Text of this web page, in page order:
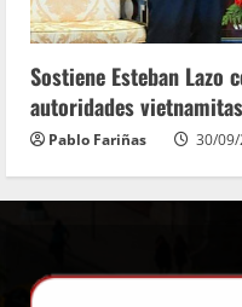
Sostiene Esteban Lazo
autoridades vietnamitas
Pablo Fariñas 30/